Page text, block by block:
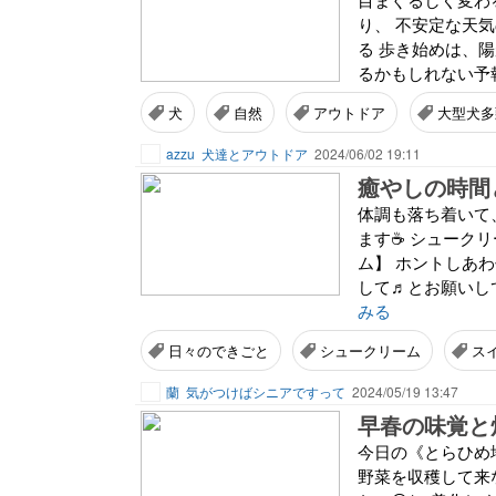
り、 不安定な天
る 歩き始めは、
るかもしれない
犬 自然 アウトドア 大型犬
azzu 犬達とアウトドア 2024/06/02 19:11
癒やしの時
体調も落ち着い
ます☕ シューク
ム】 ホントしあ
して♬とお願い
みる
日々のできごと シュークリーム ス
蘭 気がつけばシニアですって 2024/05/19 13:47
早春の味覚
今日の《とらひ
野菜を収穫して